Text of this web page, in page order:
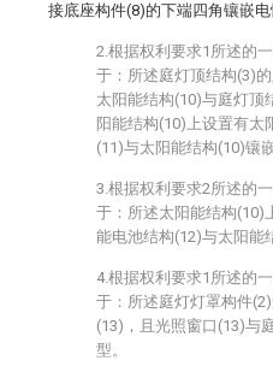
接底座构件(8)的下端四角镶嵌电
2.根据权利要求1所述的
于：所述庭灯顶结构(3)
太阳能结构(10)与庭灯顶
阳能结构(10)上设置有太
(11)与太阳能结构(10)镶
3.根据权利要求2所述的
于：所述太阳能结构(10)
能电池结构(12)与太阳能
4.根据权利要求1所述的
于：所述庭灯灯罩构件
(13)，且光照窗口(13)与
型。